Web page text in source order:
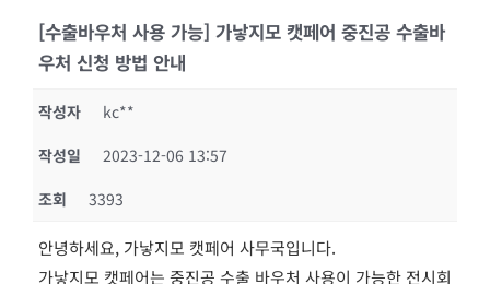
[수출바우처 사용 가능] 가낳지모 캣페어 중진공 수출바
우처 신청 방법 안내
작성자
kc**
작성일
2023-12-06 13:57
조회
3393
안녕하세요, 가낳지모 캣페어 사무국입니다.
가낳지모 캣페어는 중진공 수출 바우처 사용이 가능한 전시회